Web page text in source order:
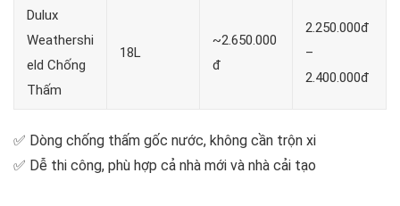
Dulux
Weathershi
eld Chống
Thấm
18L
~2.650.000
đ
2.250.000đ
–
2.400.000đ
✅ Dòng chống thấm gốc nước, không cần trộn xi
✅ Dễ thi công, phù hợp cả nhà mới và nhà cải tạo